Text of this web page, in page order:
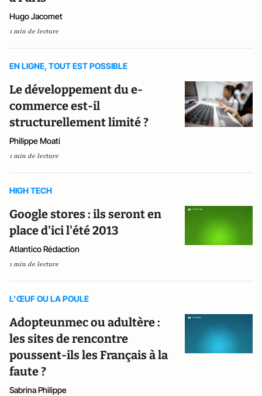
Hugo Jacomet
1 min de lecture
EN LIGNE, TOUT EST POSSIBLE
Le développement du e-
commerce est-il
structurellement limité ?
Philippe Moati
1 min de lecture
HIGH TECH
Google stores : ils seront en
place d'ici l'été 2013
Atlantico Rédaction
1 min de lecture
L’ŒUF OU LA POULE
Adopteunmec ou adultère :
les sites de rencontre
poussent-ils les Français à la
faute ?
Sabrina Philippe